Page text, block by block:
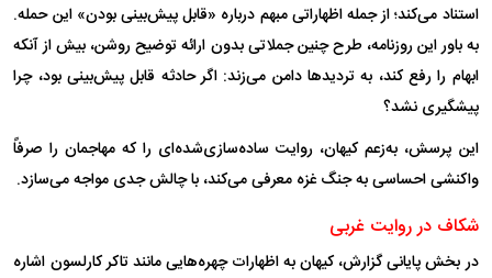
استناد می‌کند؛ از جمله اظهاراتی مبهم درباره «قابل پیش‌بینی بودن» این حمله.
به باور این روزنامه، طرح چنین جملاتی بدون ارائه توضیح روشن، بیش از آنکه
ابهام را رفع کند، به تردید‌ها دامن می‌زند: اگر حادثه قابل پیش‌بینی بود، چرا
پیشگیری نشد؟
این پرسش، به‌زعم کیهان، روایت ساده‌سازی‌شده‌ای را که مهاجمان را صرفاً
واکنشی احساسی به جنگ غزه معرفی می‌کند، با چالش جدی مواجه می‌سازد.
شکاف در روایت غربی
در بخش پایانی گزارش، کیهان به اظهارات چهره‌هایی مانند تاکر کارلسون اشاره